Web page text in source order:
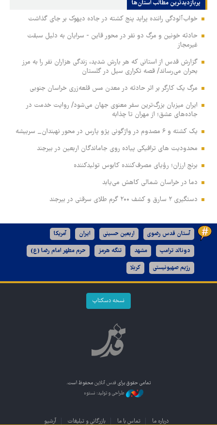
پربازدیدترین‌ مطالب استان‌ها
خواب‌آلودگی راننده پراید پنج کشته در جاده دیهوک بر جای گذاشت
حادثه خونین و مرگ دو نفر در محور قاین - سرایان به دلیل سبقت
غیرمجاز
گزارش قدس از استانی که هر بارش شدید، زندگی هزاران نفر را به مرز
بحران می‌رساند/ قصه تکراری سیل در گلستان
مرگ یک کارگر بر اثر حادثه در معدن مس قلعه‌زری خراسان جنوبی
ایران میزبان بزرگ‌ترین سفر معنوی جهان می‌شود/ روایت خدمت در
جاده‌های عشق؛ از مهران تا چذابه
یک کشته و ۶ مصدوم در واژگونی پژو پارس در محور نهبندان_ سربیشه
محدودیت های ترافیکی پیاده روی جاماندگان اربعین در بیرجند
برنج ارزان؛ رؤیای مصرف‌کننده کابوس تولیدکننده
دما در خراسان شمالی کاهش می‌یابد
دستگیری ۲ سارق و کشف ۲۰۰ گرم طلای سرقتی در بیرجند
آستان قدس رضوی اربعین حسینی ایران آمریکا
دونالد ترامپ مشهد تنگه هرمز حرم مطهر امام رضا (ع)
رژیم صهیونیستی کربلا
نسخه دسکتاپ
تمامی حقوق برای قدس آنلاین محفوظ است.
طراحی و تولید: نستوه
درباره ما تماس با ما بازرگانی و تبلیغات آرشیو